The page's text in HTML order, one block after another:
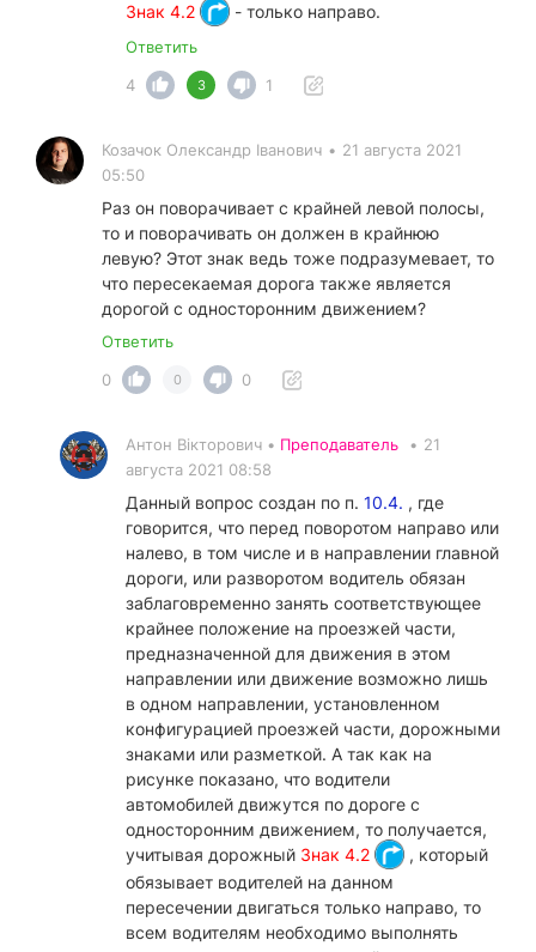
Знак 4.2 - только направо.
Ответить
4
3 1
Козачок Олександр Іванович • 21 августа 2021
05:50
Раз он поворачивает с крайней левой полосы,
то и поворачивать он должен в крайнюю
левую? Этот знак ведь тоже подразумевает, то
что пересекаемая дорога также является
дорогой с односторонним движением?
Ответить
0
0 0
Антон Вікторович • Преподаватель • 21
августа 2021 08:58
Данный вопрос создан по п. 10.4. , где
говорится, что перед поворотом направо или
налево, в том числе и в направлении главной
дороги, или разворотом водитель обязан
заблаговременно занять соответствующее
крайнее положение на проезжей части,
предназначенной для движения в этом
направлении или движение возможно лишь
в одном направлении, установленном
конфигурацией проезжей части, дорожными
знаками или разметкой. А так как на
рисунке показано, что водители
автомобилей движутся по дороге с
односторонним движением, то получается,
учитывая дорожный Знак 4.2
, который
обязывает водителей на данном
пересечении двигаться только направо, то
всем водителям необходимо выполнять